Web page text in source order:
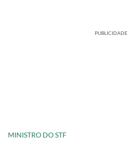
PUBLICIDADE
MINISTRO DO STF